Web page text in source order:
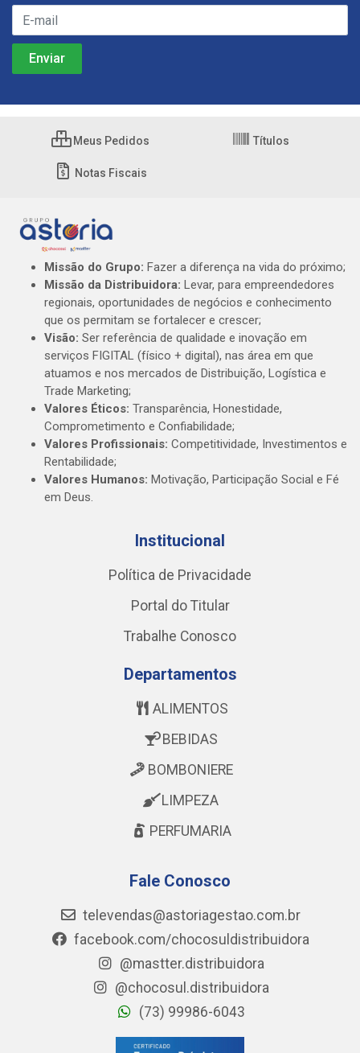
Meus Pedidos Títulos
Notas Fiscais
Missão do Grupo: Fazer a diferença na vida do próximo;
Missão da Distribuidora: Levar, para empreendedores
regionais, oportunidades de negócios e conhecimento
que os permitam se fortalecer e crescer;
Visão: Ser referência de qualidade e inovação em
serviços FIGITAL (físico + digital), nas área em que
atuamos e nos mercados de Distribuição, Logística e
Trade Marketing;
Valores Éticos: Transparência, Honestidade,
Comprometimento e Confiabilidade;
Valores Profissionais: Competitividade, Investimentos e
Rentabilidade;
Valores Humanos: Motivação, Participação Social e Fé
em Deus.
Institucional
Política de Privacidade
Portal do Titular
Trabalhe Conosco
Departamentos
ALIMENTOS
BEBIDAS
BOMBONIERE
LIMPEZA
PERFUMARIA
Fale Conosco
televendas@astoriagestao.com.br
facebook.com/chocosuldistribuidora
@mastter.distribuidora
@chocosul.distribuidora
(73) 99986-6043